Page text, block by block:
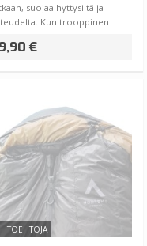
suojaa hyttysiltä ja
Kun trooppinen
€